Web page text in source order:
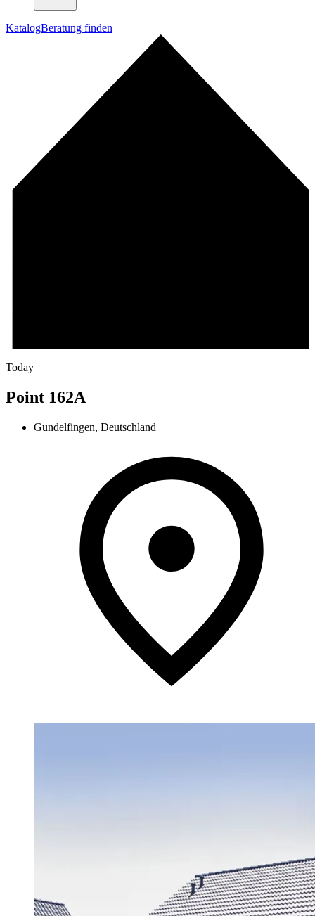
KatalogBeratung finden
Today
Point 162A
Gundelfingen, Deutschland